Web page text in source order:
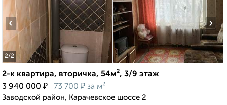
2/2
‹ ›
2-к квартира, вторичка, 54м², 3/9 этаж
3 940 000 ₽ 73 700 ₽ за м²
Заводской район, Карачевское шоссе 2